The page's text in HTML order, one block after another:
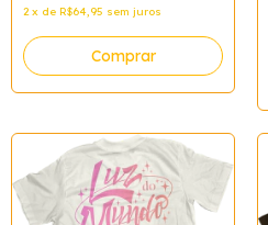
2 x de R$64,95 sem juros
Comprar